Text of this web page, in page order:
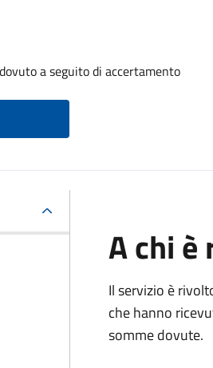
a seguito di accertamento
A chi
Il servizio è
che hanno
somme dovute.